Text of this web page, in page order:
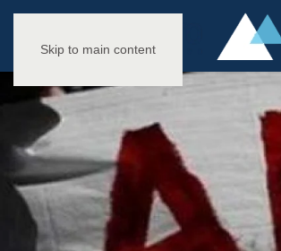
Skip to main content